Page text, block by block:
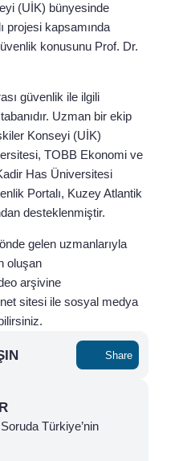
(UİK) bünyesinde
projesi kapsamında
konusunu Prof. Dr.
güvenlik ile ilgili
Uzman bir ekip
Konseyi (UİK)
TOBB Ekonomi ve
Has Üniversitesi
Portalı, Kuzey Atlantik
desteklenmiştir.
gelen uzmanlarıyla
oluşan
arşivine
sitesi ile sosyal medya
Share
Türkiye’nin